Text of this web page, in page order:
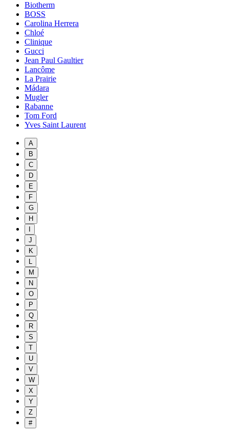
Biotherm
BOSS
Carolina Herrera
Chloé
Clinique
Gucci
Jean Paul Gaultier
Lancôme
La Prairie
Mádara
Mugler
Rabanne
Tom Ford
Yves Saint Laurent
A
B
C
D
E
F
G
H
J
K
L
M
N
O
P
Q
R
S
T
U
V
W
X
Y
Z
#